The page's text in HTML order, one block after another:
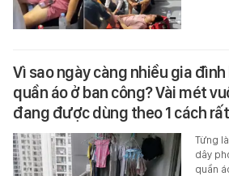
Vì sao ngày càng nhiều gia
quần áo ở ban công? Vài mét
đang được dùng theo 1 cách
Từng
dây
quần